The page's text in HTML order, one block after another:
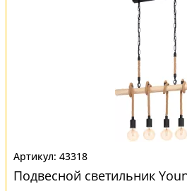
43318
Подвесной светильник